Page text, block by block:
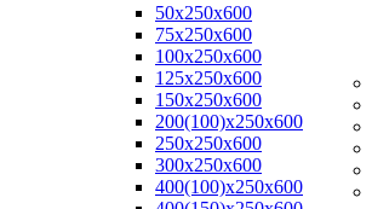
50х250х600
75x250x600
100x250x600
125x250x600
150x250x600
200(100)x250x600
250x250x600
300x250x600
400(100)x250x600